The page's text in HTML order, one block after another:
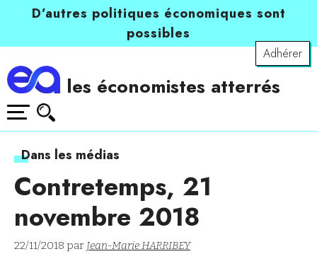
D’autres politiques économiques sont
possibles
Adhérer
les économistes atterrés
Dans les médias
Contretemps, 21
novembre 2018
22/11/2018 par Jean-Marie HARRIBEY